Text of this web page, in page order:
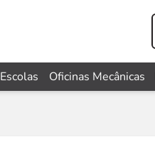
Escolas Oficinas Mecânicas